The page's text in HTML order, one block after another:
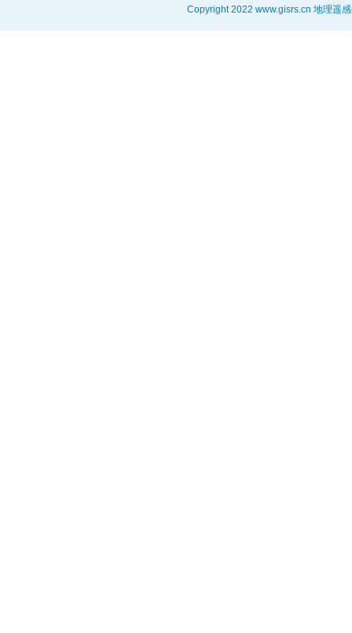
Copyright 2022 www.gisrs.cn 地理遥